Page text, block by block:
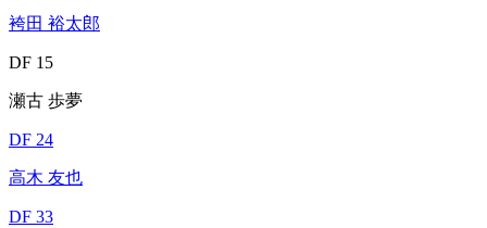
袴田 裕太郎
DF 15
瀬古 歩夢
DF 24
高木 友也
DF 33